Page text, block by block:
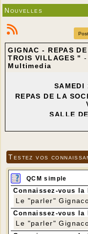
Nouvelles
GIGNAC - REPAS
TROIS VILLAGES "
Multimedia
SAMEDI
REPAS DE LA
SALLE
Testez vos
QCM simple
Connaissez-vous la
Le "parler"
Connaissez-vous la
Le "parler"